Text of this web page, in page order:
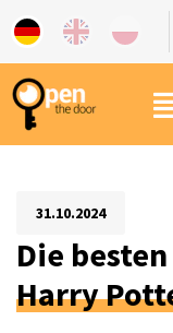
31.10.2024
Die
Harry